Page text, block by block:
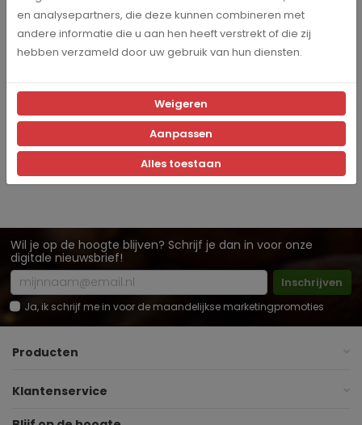
Specificaties
Miep_Ochtend
Wil je op de hoogte blijven? Schrijf je dan in voor onze
digitale nieuwsbrief!
Inschrijven
Ja, ik schrijf me in voor de maandelijkse marketingpromoties
Producten
Klantenservice
en analysepartners, die deze kunnen combineren met
andere informatie die u aan hen heeft verstrekt of die zij
hebben verzameld door uw gebruik van hun diensten.
Weigeren
Aanpassen
Alles toestaan